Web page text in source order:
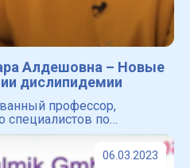
Алдешовна – Новые
дислипидемии
профессор,
специалистов по
и кардиоваскулярной
кафедрой кардиологии
06.03.2023